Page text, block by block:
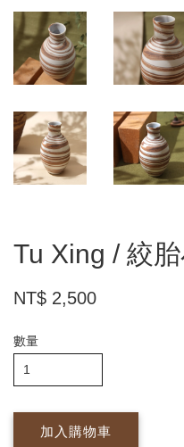
Tu Xing / 絞
NT$ 2,500
數量
加入購物車